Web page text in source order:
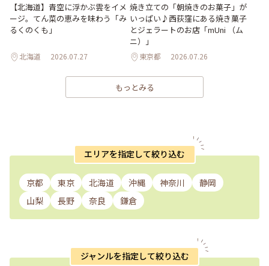
【北海道】青空に浮かぶ雲をイメ
ージ。てん菜の恵みを味わう「み
るくのくも」
北海道 2026.07.27
焼き立ての「朝焼きのお菓子」が
いっぱい♪西荻窪にある焼き菓子
とジェラートのお店「mUni （ム
ニ）」
東京都 2026.07.26
もっとみる
エリアを指定して絞り込む
京都 東京 北海道 沖縄 神奈川
静岡
山梨
長野 奈良 鎌倉
ジャンルを指定して絞り込む